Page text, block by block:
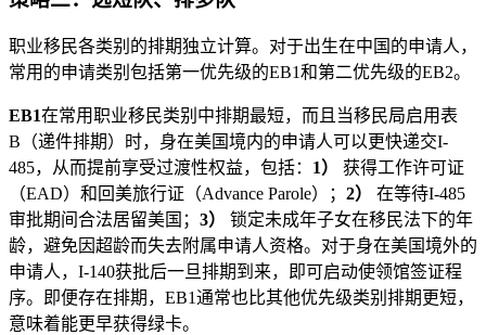
职业移民各类别的排期独立计算。对于出生在中国的申请人，
常用的申请类别包括第一优先级的EB1和第二优先级的EB2。
EB1在常用职业移民类别中排期最短，而且当移民局启用表
B（递件排期）时，身在美国境内的申请人可以更快递交I-
485，从而提前享受过渡性权益，包括： 1）
获得工作许可证
（EAD）和回美旅行证（Advance Parole）； 2）
在等待I-485
审批期间合法居留美国； 3）
锁定未成年子女在移民法下的年
龄，避免因超龄而失去附属申请人资格。对于身在美国境外的
申请人，I-140获批后一旦排期到来，即可启动使领馆签证程
序。即便存在排期，EB1通常也比其他优先级类别排期更短，
意味着能更早获得绿卡。